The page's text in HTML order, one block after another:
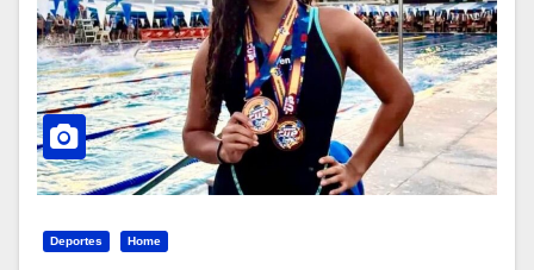
Deportes Home